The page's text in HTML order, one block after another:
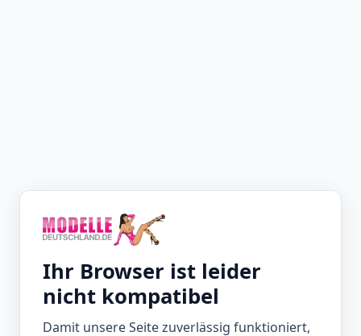
Ihr Browser ist leider
nicht kompatibel
Damit unsere Seite zuverlässig funktioniert,